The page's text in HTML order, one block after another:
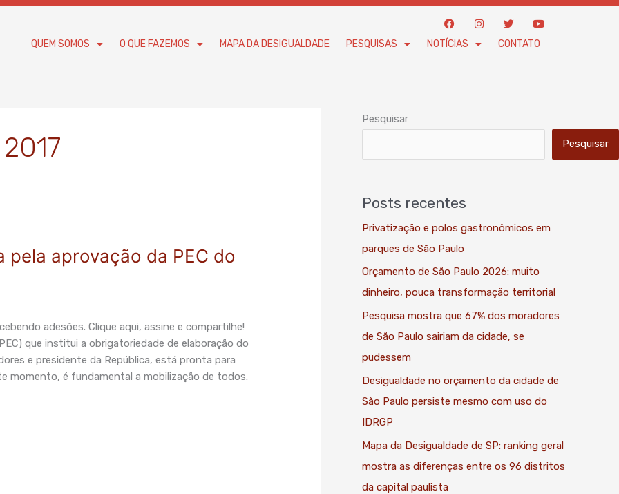
F
a
c
e
I
n
t
T
w
i
t
Y
o
u
t
QUEM SOMOS O QUE FAZEMOS MAPA DA DESIGUALDADE PESQUISAS NOTÍCIAS CONTATO
pela aprovação da PEC do
adesões. Clique aqui, assine e compartilhe!
que institui a obrigatoriedade de elaboração do
e presidente da República, está pronta para
momento, é fundamental a mobilização de todos.
Pesquisar
Pesquisar
Posts recentes
Privatização e polos gastronômicos em
parques de São Paulo
Orçamento de São Paulo 2026: muito
dinheiro, pouca transformação territorial
Pesquisa mostra que 67% dos moradores
de São Paulo sairiam da cidade, se
pudessem
Desigualdade no orçamento da cidade de
São Paulo persiste mesmo com uso do
IDRGP
Mapa da Desigualdade de SP: ranking geral
mostra as diferenças entre os 96 distritos
da capital paulista